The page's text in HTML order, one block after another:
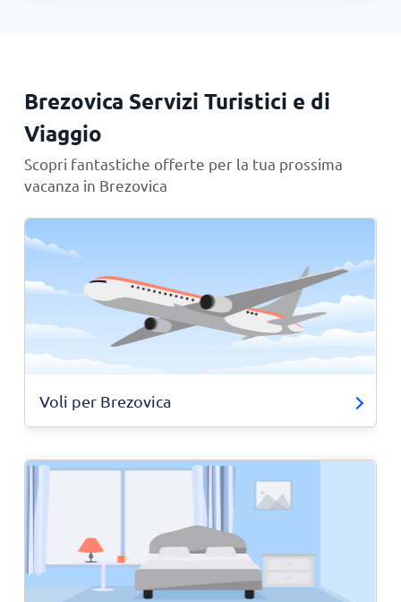
Brezovica Servizi Turistici e di
Viaggio
Scopri fantastiche offerte per la tua prossima
vacanza in Brezovica
Voli per Brezovica